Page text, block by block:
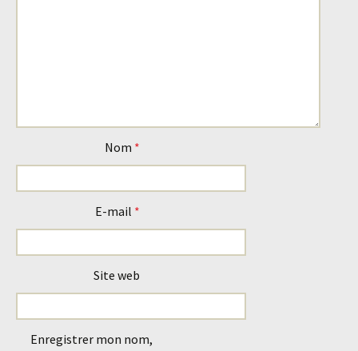
Nom *
E-mail *
Site web
Enregistrer mon nom,